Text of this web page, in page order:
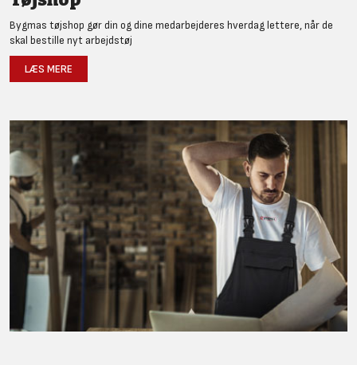
Bygmas tøjshop gør din og dine medarbejderes hverdag lettere, når de
skal bestille nyt arbejdstøj
LÆS MERE